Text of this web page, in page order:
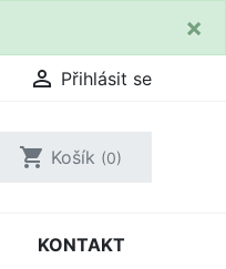
×
 Přihlásit se
shopping_cart Košík (0)
KONTAKT